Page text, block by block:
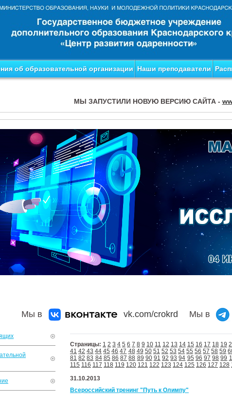
об образовательной организации Наши преподаватели
МЫ ЗАПУСТИЛИ НОВУЮ ВЕРСИЮ САЙТА -
Мы в vk.com/crokrd Мы в
Страницы: 1 2 3 4 5 6 7 8 9 10 11 12 13 14 15 16 17 18 19
41 42 43 44 45 46 47 48 49 50 51 52 53 54 55 56 57 58 59
81 82 83 84 85 86 87 88 89 90 91 92 93 94 95 96 97 98 99
115 116 117 118 119 120 121 122 123 124 125 126 127 128
31.10.2013
Всероссийский тренинг "Путь к Олимпу"